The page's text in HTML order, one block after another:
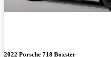
2022 Porsche 718 Boxster